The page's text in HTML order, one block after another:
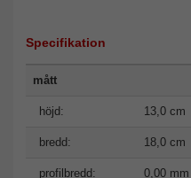
Specifikation
mått
höjd: 13,0 cm
bredd: 18,0 cm
profilbredd: 0,00 mm